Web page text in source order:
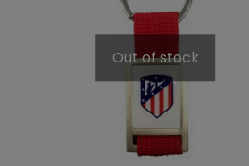
Out of stock